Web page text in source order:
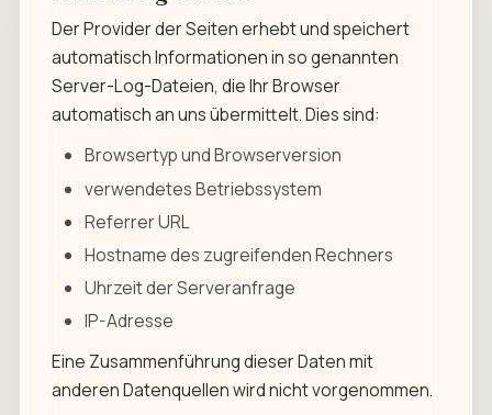
Der Provider der Seiten erhebt und speichert
automatisch Informationen in so genannten
Server-Log-Dateien, die Ihr Browser
automatisch an uns übermittelt. Dies sind:
Browsertyp und Browserversion
verwendetes Betriebssystem
Referrer URL
Hostname des zugreifenden Rechners
Uhrzeit der Serveranfrage
IP-Adresse
Eine Zusammenführung dieser Daten mit
anderen Datenquellen wird nicht vorgenommen.